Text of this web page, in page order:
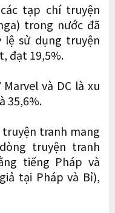
tạp chí truyện
trong nước đã
lệ sử dụng truyện
đạt 19,5%.
và DC là xu
35,6%.
truyện tranh mang
truyện tranh
tiếng Pháp và
tại Pháp và Bỉ),